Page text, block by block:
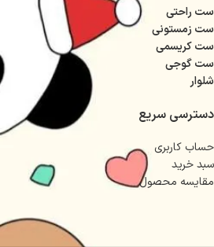
ست راحتی
ست زمستونی
ست کریسمی
ست گوجی
شلوار
دسترسی سریع
حساب کاربری
سبد خرید
مقایسه محصول